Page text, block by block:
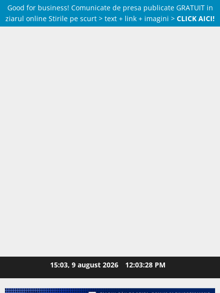
Good for business! Comunicate de presa publicate GRATUIT in
ziarul online Stirile pe scurt > text + link + imagini > CLICK AICI!
15:03, 9 august 2026 12:03:29 PM